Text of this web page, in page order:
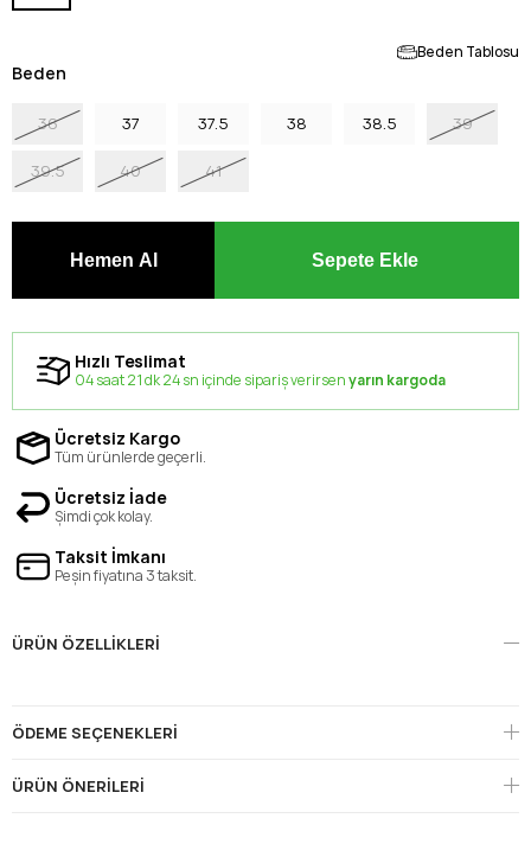
Beden Tablosu
Beden
36 37 37.5 38 38.5 39
39.5 40 41
Hızlı Teslimat
04 saat 21 dk 23 sn içinde sipariş verirsenyarın kargoda
Ücretsiz Kargo
Tüm ürünlerde geçerli.
Ücretsiz İade
Şimdi çok kolay.
Taksit İmkanı
Peşin fiyatına 3 taksit.
ÜRÜN ÖZELLIKLERI
ÖDEME SEÇENEKLERI
ÜRÜN ÖNERILERI